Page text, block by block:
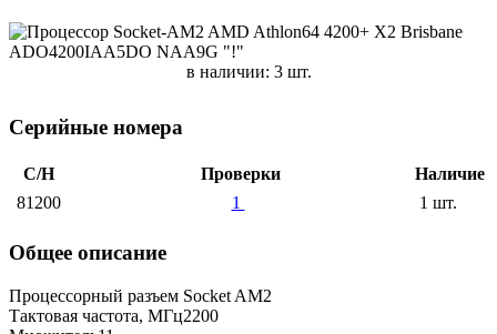
в наличии: 3 шт.
Серийные номера
С/Н Проверки
Наличие
81200
1 1 шт.
Общее описание
Процессорный разъем Socket AM2
Тактовая частота, МГц2200